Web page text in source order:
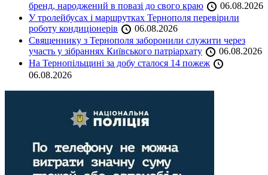
бренд, народжений в повазі до свого краю
06.08.2026
У тролейбусах і маршрутках Тернополя перевірили
роботу кондиціонерів
06.08.2026
Священнику з Тернополя заборонили служити через
участь у зібраннях Київського патріархату
06.08.2026
На Тернопільщині за добу сталося 14 пожеж
06.08.2026